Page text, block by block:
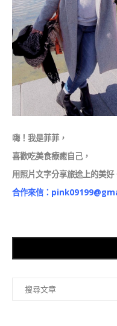
嗨！我是菲菲，
喜歡吃美食療癒自己，
用照片文字分享旅途上的美好
合作來信：